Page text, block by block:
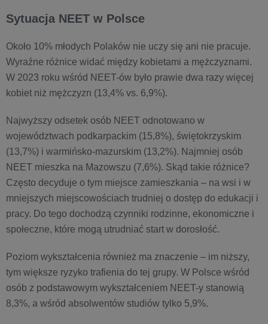
Sytuacja NEET w Polsce
Około 10% młodych Polaków nie uczy się ani nie pracuje.
Wyraźne różnice widać między kobietami a mężczyznami.
W 2023 roku wśród NEET-ów było prawie dwa razy więcej
kobiet niż mężczyzn (13,4% vs. 6,9%).
Najwyższy odsetek osób NEET odnotowano w
województwach podkarpackim (15,8%), świętokrzyskim
(13,7%) i warmińsko-mazurskim (13,2%). Najmniej osób
NEET mieszka na Mazowszu (7,6%). Skąd takie różnice?
Często decyduje o tym miejsce zamieszkania – na wsi i w
mniejszych miejscowościach trudniej o dostęp do edukacji i
pracy. Do tego dochodzą czynniki rodzinne, ekonomiczne i
społeczne, które mogą utrudniać start w dorosłość.
Poziom wykształcenia również ma znaczenie – im niższy,
tym większe ryzyko trafienia do tej grupy. W Polsce wśród
osób z podstawowym wykształceniem NEET-y stanowią
8,3%, a wśród absolwentów studiów tylko 5,9%.